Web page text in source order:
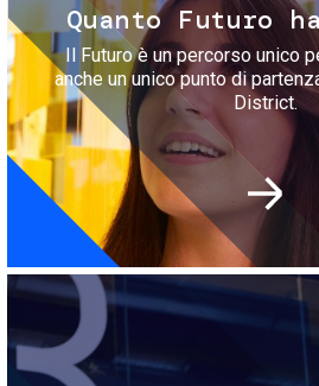
Quanto Futuro
Il Futuro è un percorso unico
anche un unico punto di
District.